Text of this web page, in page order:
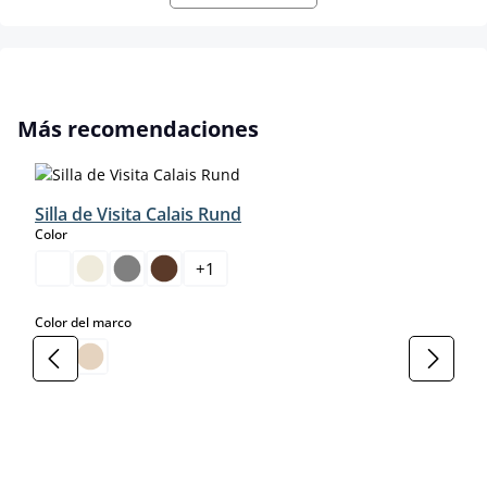
Omitir la galería de productos
Más recomendaciones
Silla de Visita Calais Rund
Colorselect
+1
Color del marcoselect